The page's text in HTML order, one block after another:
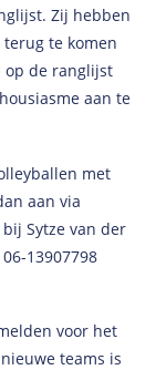
Zij hebben
te komen
op de ranglijst
aan te
met
aan via
Sytze van der
13907798
voor het
teams is